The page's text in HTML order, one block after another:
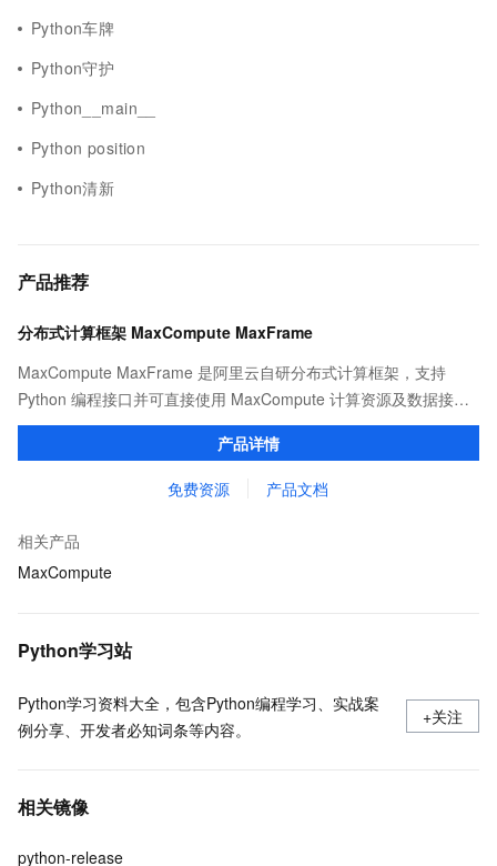
Python车牌
Python守护
Python__main__
Python position
Python清新
产品推荐
分布式计算框架 MaxCompute MaxFrame
MaxCompute MaxFrame 是阿里云自研分布式计算框架，支持
Python 编程接口并可直接使用 MaxCompute 计算资源及数据接
口，与 MaxCompute Notebook、镜像管理等功能共同构成
MaxCompute 完整 Python 开发生态。
产品详情
免费资源 产品文档
相关产品
MaxCompute
Python学习站
Python学习资料大全，包含Python编程学习、实战案
例分享、开发者必知词条等内容。
+关注
相关镜像
python-release